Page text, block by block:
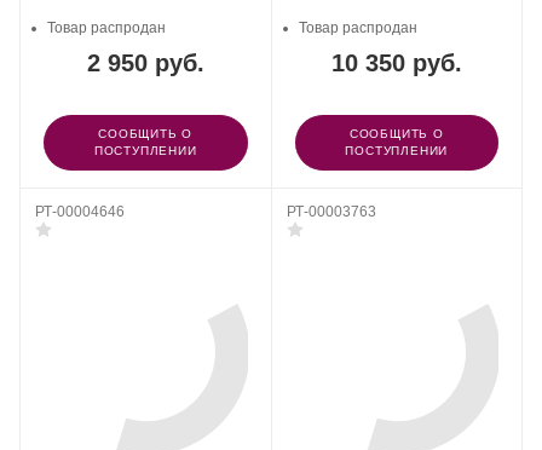
2 950 руб.
Товар распродан
СООБЩИТЬ О
ПОСТУПЛЕНИИ
10 350 руб.
Товар распродан
СООБЩИТЬ О
ПОСТУПЛЕНИИ
РТ-00004646 РТ-00003763